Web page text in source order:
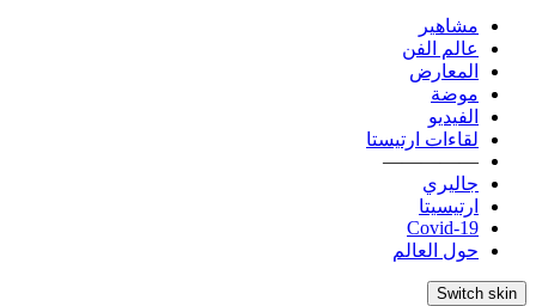
مشاهير
عالم الفن
المعارض
موضة
الفيديو
لقاءات ارتيستا
—————
جاليري
ارتيسيتا
Covid-19
حول العالم
Switch skin